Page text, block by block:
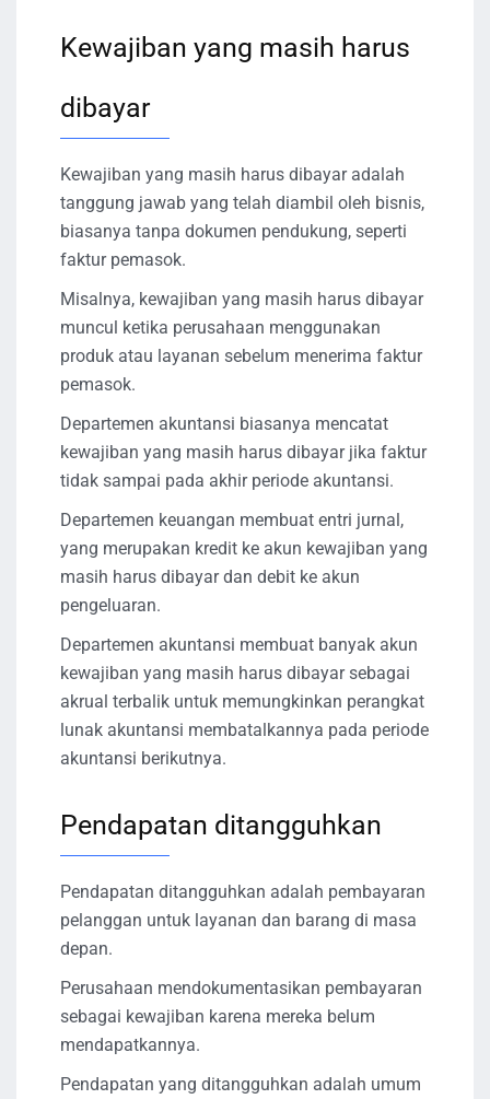
Kewajiban yang masih harus
dibayar
Kewajiban yang masih harus dibayar adalah
tanggung jawab yang telah diambil oleh bisnis,
biasanya tanpa dokumen pendukung, seperti
faktur pemasok.
Misalnya, kewajiban yang masih harus dibayar
muncul ketika perusahaan menggunakan
produk atau layanan sebelum menerima faktur
pemasok.
Departemen akuntansi biasanya mencatat
kewajiban yang masih harus dibayar jika faktur
tidak sampai pada akhir periode akuntansi.
Departemen keuangan membuat entri jurnal,
yang merupakan kredit ke akun kewajiban yang
masih harus dibayar dan debit ke akun
pengeluaran.
Departemen akuntansi membuat banyak akun
kewajiban yang masih harus dibayar sebagai
akrual terbalik untuk memungkinkan perangkat
lunak akuntansi membatalkannya pada periode
akuntansi berikutnya.
Pendapatan ditangguhkan
Pendapatan ditangguhkan adalah pembayaran
pelanggan untuk layanan dan barang di masa
depan.
Perusahaan mendokumentasikan pembayaran
sebagai kewajiban karena mereka belum
mendapatkannya.
Pendapatan yang ditangguhkan adalah umum